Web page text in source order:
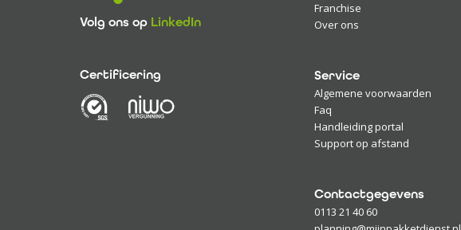
Volg ons op LinkedIn
Certificering
Franchise
Over ons
Service
Algemene voorwaarden
Faq
Handleiding portal
Support op afstand
Contactgegevens
0113 21 40 60